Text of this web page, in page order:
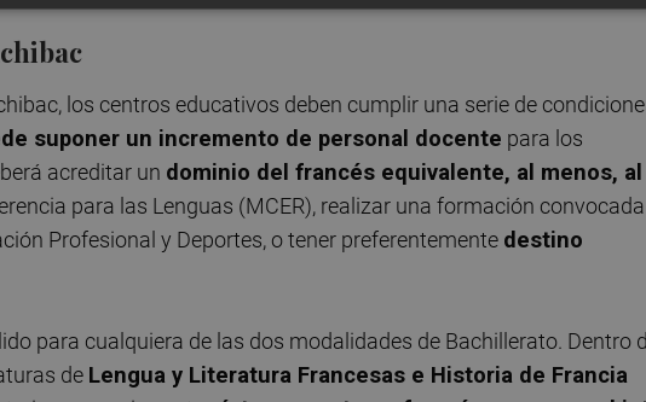
los centros educativos deben cumplir una serie de
suponer un incremento de personal docente para los
acreditar un dominio del francés equivalente, al menos, al
para las Lenguas (MCER), realizar una formación convocada
Profesional y Deportes, o tener preferentemente destino
para cualquiera de las dos modalidades de Bachillerato. Dentro
de Lengua y Literatura Francesas e Historia de Francia